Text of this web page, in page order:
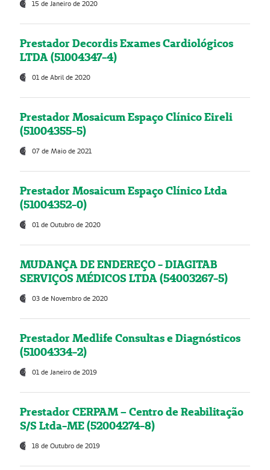
15 de Janeiro de 2020
Prestador Decordis Exames Cardiológicos
LTDA (51004347-4)
01 de Abril de 2020
Prestador Mosaicum Espaço Clínico Eireli
(51004355-5)
07 de Maio de 2021
Prestador Mosaicum Espaço Clínico Ltda
(51004352-0)
01 de Outubro de 2020
MUDANÇA DE ENDEREÇO - DIAGITAB
SERVIÇOS MÉDICOS LTDA (54003267-5)
03 de Novembro de 2020
Prestador Medlife Consultas e Diagnósticos
(51004334-2)
01 de Janeiro de 2019
Prestador CERPAM – Centro de Reabilitação
S/S Ltda-ME (52004274-8)
18 de Outubro de 2019